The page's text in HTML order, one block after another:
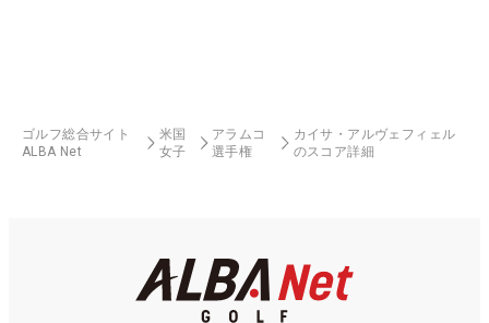
ゴルフ総合サイト
ALBA Net
米国
女子
アラムコ
選手権
カイサ・アルヴェフィェル
のスコア詳細